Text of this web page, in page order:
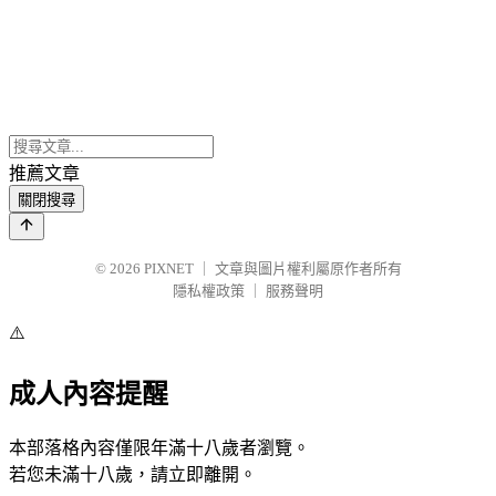
推薦文章
關閉搜尋
© 2026 PIXNET
文章與圖片權利屬原作者所有
隱私權政策
服務聲明
⚠️
成人內容提醒
本部落格內容僅限年滿十八歲者瀏覽。
若您未滿十八歲，請立即離開。